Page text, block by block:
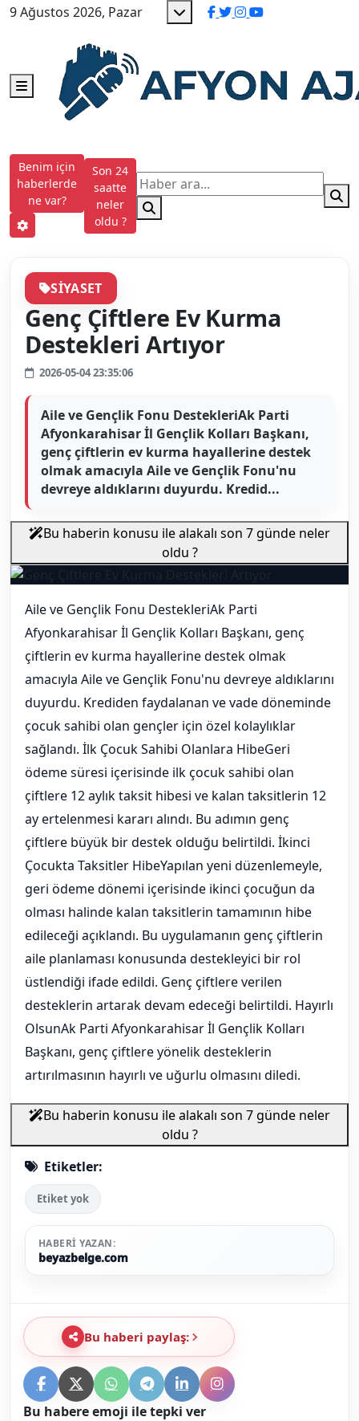
9 Ağustos 2026, Pazar
Benim için
haberlerde
ne var?
Son 24
saatte
neler
oldu ?
SIYASET
Genç Çiftlere Ev Kurma
Destekleri Artıyor
2026-05-04 23:35:06
Aile ve Gençlik Fonu DestekleriAk Parti
Afyonkarahisar İl Gençlik Kolları Başkanı,
genç çiftlerin ev kurma hayallerine destek
olmak amacıyla Aile ve Gençlik Fonu'nu
devreye aldıklarını duyurdu. Kredid...
Bu haberin konusu ile alakalı son 7 günde neler
oldu ?
Aile ve Gençlik Fonu DestekleriAk Parti
Afyonkarahisar İl Gençlik Kolları Başkanı, genç
çiftlerin ev kurma hayallerine destek olmak
amacıyla Aile ve Gençlik Fonu'nu devreye aldıklarını
duyurdu. Krediden faydalanan ve vade döneminde
çocuk sahibi olan gençler için özel kolaylıklar
sağlandı. İlk Çocuk Sahibi Olanlara HibeGeri
ödeme süresi içerisinde ilk çocuk sahibi olan
çiftlere 12 aylık taksit hibesi ve kalan taksitlerin 12
ay ertelenmesi kararı alındı. Bu adımın genç
çiftlere büyük bir destek olduğu belirtildi. İkinci
Çocukta Taksitler HibeYapılan yeni düzenlemeyle,
geri ödeme dönemi içerisinde ikinci çocuğun da
olması halinde kalan taksitlerin tamamının hibe
edileceği açıklandı. Bu uygulamanın genç çiftlerin
aile planlaması konusunda destekleyici bir rol
üstlendiği ifade edildi. Genç çiftlere verilen
desteklerin artarak devam edeceği belirtildi. Hayırlı
OlsunAk Parti Afyonkarahisar İl Gençlik Kolları
Başkanı, genç çiftlere yönelik desteklerin
artırılmasının hayırlı ve uğurlu olmasını diledi.
Bu haberin konusu ile alakalı son 7 günde neler
oldu ?
Etiketler:
Etiket yok
HABERI YAZAN:
beyazbelge.com
Bu haberi paylaş:
Bu habere emoji ile tepki ver